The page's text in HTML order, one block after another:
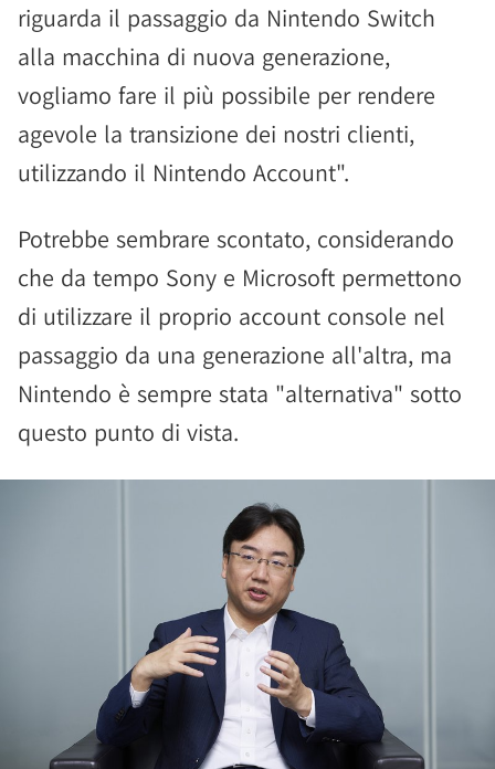
riguarda il passaggio da Nintendo Switch
alla macchina di nuova generazione,
vogliamo fare il più possibile per rendere
agevole la transizione dei nostri clienti,
utilizzando il Nintendo Account".
Potrebbe sembrare scontato, considerando
che da tempo Sony e Microsoft permettono
di utilizzare il proprio account console nel
passaggio da una generazione all'altra, ma
Nintendo è sempre stata "alternativa" sotto
questo punto di vista.